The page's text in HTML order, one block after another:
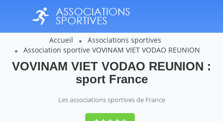
Accueil
Associations sportives
Association sportive VOVINAM VIET VODAO REUNION
VOVINAM VIET VODAO REUNION :
sport France
Les associations sportives de France